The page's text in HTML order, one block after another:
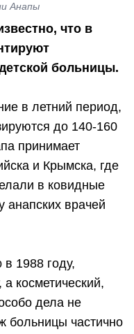
Анапы
что в
больницы.
в летний период,
до 140-160
принимает
и Крымска, где
в ковидные
анапских врачей
1988 году,
косметический,
дела не
больницы частично